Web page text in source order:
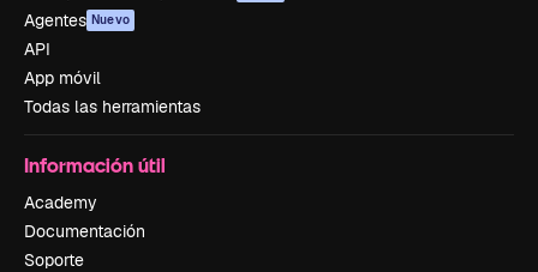
Agentes Nuevo
API
App móvil
Todas las herramientas
Información útil
Academy
Documentación
Soporte